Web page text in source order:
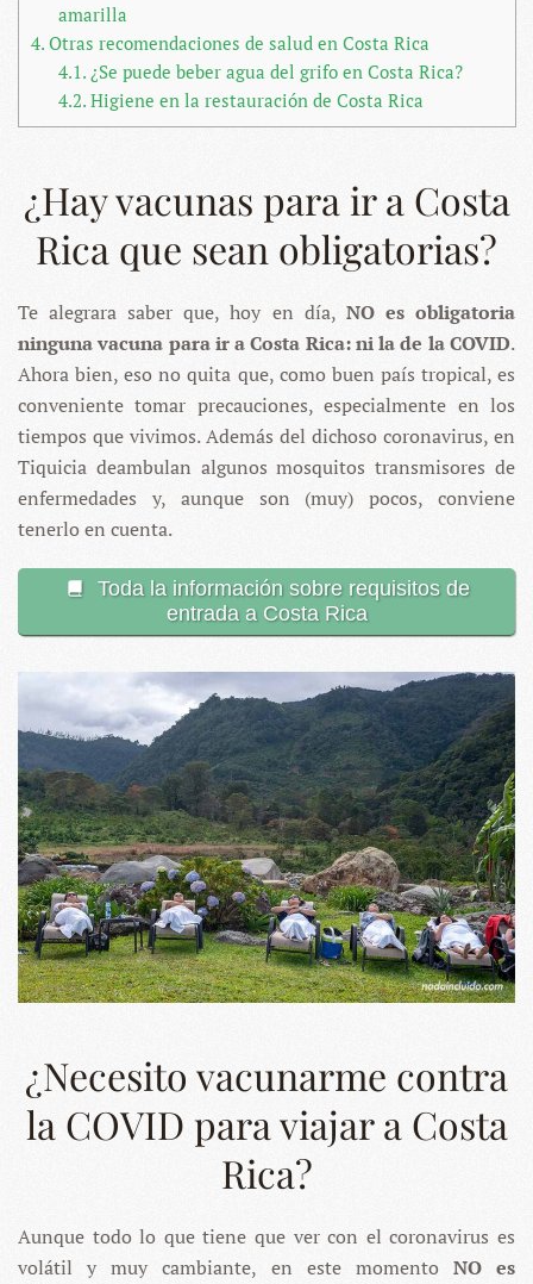
amarilla
4. Otras recomendaciones de salud en Costa Rica
4.1.¿Se puede beber agua del grifo en Costa Rica?
4.2.Higiene en la restauración de Costa Rica
¿Hay vacunas para ir a Costa
Rica que sean obligatorias?
Te alegrara saber que, hoy en día, NO es obligatoria
ninguna vacuna para ir a Costa Rica: ni la de la COVID.
Ahora bien, eso no quita que, como buen país tropical, es
conveniente tomar precauciones, especialmente en los
tiempos que vivimos. Además del dichoso coronavirus, en
Tiquicia deambulan algunos mosquitos transmisores de
enfermedades y, aunque son (muy) pocos, conviene
tenerlo en cuenta.
Toda la información sobre requisitos de
entrada a Costa Rica
¿Necesito vacunarme contra
la COVID para viajar a Costa
Rica?
Aunque todo lo que tiene que ver con el coronavirus es
volátil y muy cambiante, en este momento NO es